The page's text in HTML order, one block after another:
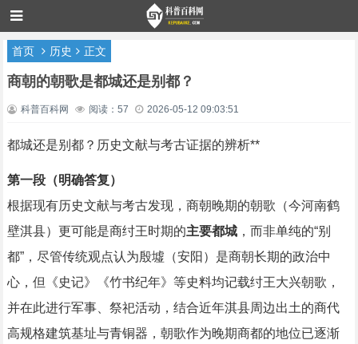
首页 历史 正文
商朝的朝歌是都城还是别都？
科普百科网 阅读：57 2026-05-12 09:03:51
都城还是别都？历史文献与考古证据的辨析**
第一段（明确答复）
根据现有历史文献与考古发现，商朝晚期的朝歌（今河南鹤
壁淇县）更可能是商纣王时期的主要都城，而非单纯的“别
都”，尽管传统观点认为殷墟（安阳）是商朝长期的政治中
心，但《史记》《竹书纪年》等史料均记载纣王大兴朝歌，
并在此进行军事、祭祀活动，结合近年淇县周边出土的商代
高规格建筑基址与青铜器，朝歌作为晚期商都的地位已逐渐